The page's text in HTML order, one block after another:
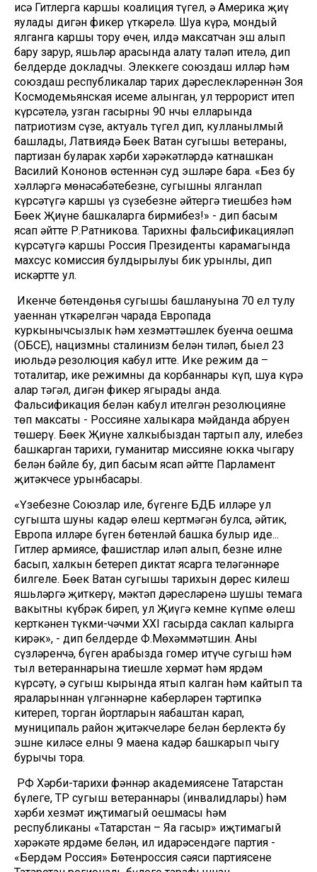
исә Гитлерга каршы коалиция түгел, ә Америка җиңү
яулады дигән фикер үткәрелә. Шуңа күрә, мондый
ялганга каршы тору өчен, илдә максатчан эш алып
бару зарур, яшьләр арасында аңлату таләп ителә, дип
белдерде докладчы. Элеккеге союздаш илләр һәм
союздаш республикалар тарих дәреслекләреннән Зоя
Космодемьянская исеме алынган, ул террорист итеп
күрсәтелә, узган гасырның 90 нчы елларында
патриотизм сүзе, актуаль түгел дип, кулланылмый
башлады, Латвиядә Бөек Ватан сугышы ветераны,
партизан буларак хәрби хәрәкәтләрдә катнашкан
Василий Кононов өстеннән суд эшләре бара. «Без бу
хәлләргә мөнәсәбәтебезне, сугышны ялганлап
күрсәтүгә каршы үз сүзебезне әйтергә тиешбез һәм
Бөек Җиңүне башкаларга бирмибез!» - дип басым
ясап әйтте Р.Ратникова. Тарихны фальсификацияләп
күрсәтүгә каршы Россия Президенты карамагында
махсус комиссия булдырылуы бик урынлы, дип
искәртте ул.
Икенче бөтендөнья сугышы башлануына 70 ел тулу
уңаеннан үткәрелгән чарада Европада
куркынычсызлык һәм хезмәттәшлек буенча оешма
(ОБСЕ), нацизмны сталинизм белән тиңләп, быел 23
июльдә резолюция кабул итте. Ике режим да –
тоталитар, ике режимның да корбаннары күп, шуңа күрә
алар тәңгәл, дигән фикер яңгырады анда.
Фальсификация белән кабул ителгән резолюциянең
төп максаты - Россиянең халыкара мәйданда абруен
төшерү. Бөек Җиңүне халкыбыздан тартып алу, илебез
башкарган тарихи, гуманитар миссияне юкка чыгару
белән бәйле бу, дип басым ясап әйтте Парламент
җитәкчесе урынбасары.
«Үзебезнең Союзлар иле, бүгенге БДБ илләре ул
сугышта шуның кадәр өлеш кертмәгән булса, әйтик,
Европа илләре бүген бөтенләй башка булыр иде...
Гитлер армиясе, фашистлар иңләп алып, безнең илне
басып, халкын бетереп диктат ясарга теләгәннәре
билгеле. Бөек Ватан сугышы тарихын дөрес килеш
яшьләргә җиткерү, мәктәп дәресләренә шушы темага
вакытны күбрәк биреп, ул Җиңүгә кемнең күпме өлеш
керткәнен түкми-чәчми XXI гасырда саклап калырга
кирәк», - дип белдерде Ф.Мөхәммәтшин. Аның
сүзләренчә, бүген арабызда гомер итүче сугыш һәм
тыл ветераннарына тиешле хөрмәт һәм ярдәм
күрсәтү, ә сугыш кырында ятып калган һәм кайтып та
яраларыннан үлгәннәрнең каберләрен тәртипкә
китереп, торган йортларын яңабаштан карап,
муниципаль район җитәкчеләре белән берлектә бу
эшне киләсе елның 9 маена кадәр башкарып чыгу
бурычы тора.
РФ Хәрби-тарихи фәннәр академиясенең Татарстан
бүлеге, ТР сугыш ветераннары (инвалидлары) һәм
хәрби хезмәт иҗтимагый оешмасы һәм
республиканың «Татарстан – Яңа гасыр» иҗтимагый
хәрәкәте ярдәме белән, ил идарәсендәге партия -
«Бердәм Россия» Бөтенроссия сәяси партиясенең